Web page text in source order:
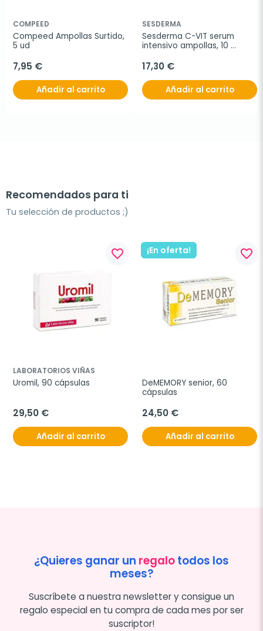
COMPEED
Compeed Ampollas Surtido,
5 ud
7,95 €
Añadir al carrito
SESDERMA
Sesderma C-VIT serum
intensivo ampollas, 10
17,30 €
Añadir al carrito
Recomendados para ti
Tu selección de productos ;)
favorite_border
LABORATORIOS VIÑAS
Uromil, 90 cápsulas
29,50 €
Añadir al carrito
¡En oferta! favorite_border
DeMEMORY senior, 60
cápsulas
24,50 €
Añadir al carrito
¿Quieres ganar un regalotodos los
meses?
Suscríbete a nuestra newsletter y consigue un
regalo especial en tu compra de cada mes por ser
suscriptor!